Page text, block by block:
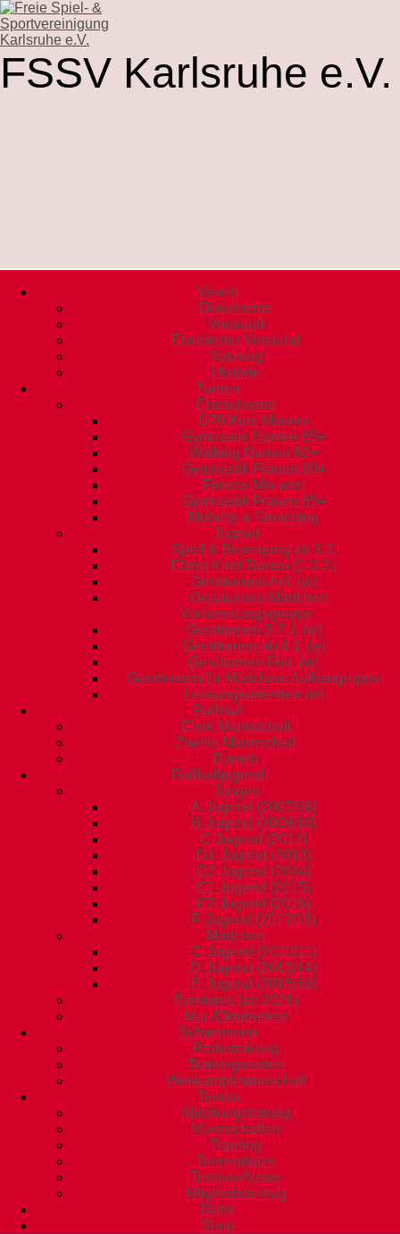
FSSV Karlsruhe e.V.
Verein
Dokumente
Vorstand
Erweiterter Vorstand
Satzung
Historie
Turnen
Erwachsene
Ü70 Kurs Männer
Gymnastik Damen 65+
Walking Damen 60+
Gymnastik Frauen 60+
Fitness Mix w/m
Gymnastik Frauen 65+
Mobility & Stretching
Jugend
Spiel & Bewegung ab 3 J.
Eltern Kind Turnen (1-3 J.)
Gerätturnen Anf. (w)
Gerätturnen Mädchen:
Vorbereitungsgruppe
Gerätturnen 5-7 J. (w)
Gerätturnen ab 8 J. (w)
Gerätturnen Fort. (w)
Gerätturnen für Mädchen: Aufbaugruppe
Leistungsorientiert (w)
Fußball
Erste Mannschaft
Zweite Mannschaft
Damen
Fußballjugend
Jungen
A-Jugend (2007/08)
B-Jugend (2009/10)
C-Jugend (2012)
D1-Jugend (2013)
D2-Jugend (2014)
E1-Jugend (2015)
E2-Jugend (2016)
F-Jugend (2017/18)
Mädchen
C-Jugend (2010/11)
D-Jugend (2013/14)
E-Jugend (2015/16)
Bambinis (ab 2021)
Mai-/Oktoberfest
Schwimmen
Probetraining
Trainingszeiten
Wettkampfmannschaft
Tennis
Abteilungsleitung
Mannschaften
Training
Tennisplätze
Termine/News
Mitgliedsbeitrag
Darts
Shop